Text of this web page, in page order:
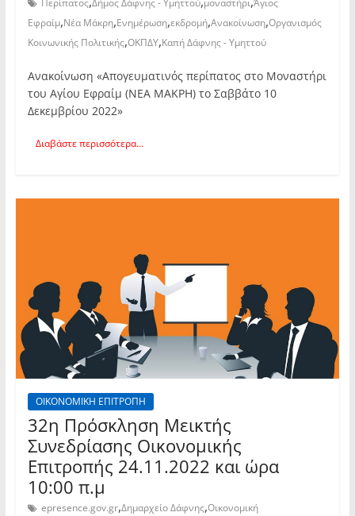
Εφραίμ,Νέα Μάκρη,Ενημέρωση,εκδρομή,Ανακοίνωση,Οργανισμός
Κοινωνικής Πολιτικής,ΟΚΠΔΥ,Καπή Δάφνης - Υμηττού
Ανακοίνωση «Απογευματινός περίπατος στο Μοναστήρι
του Αγίου Εφραίμ (ΝΕΑ ΜΑΚΡΗ) το Σαββάτο 10
Δεκεμβρίου 2022»
Διαβάστε περισσότερα...
ΟΙΚΟΝΟΜΙΚΗ ΕΠΙΤΡΟΠΗ
32η Πρόσκληση Μεικτής
Συνεδρίασης Οικονομικής
Επιτροπής 24.11.2022 και ώρα
10:00 π.μ
epresence.gov.gr,Δημαρχείο Δάφνης,Οικονομική